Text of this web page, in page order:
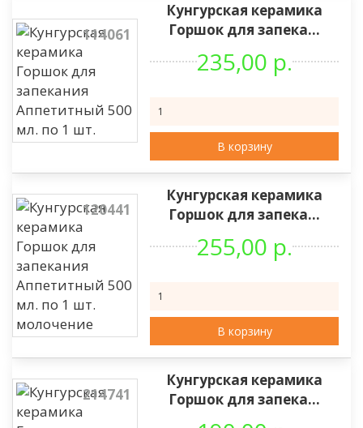
114061
Кунгурская керамика
Горшок для запека...
235,00 р.
В корзину
120441
Кунгурская керамика
Горшок для запека...
255,00 р.
В корзину
214741
Кунгурская керамика
Горшок для запека...